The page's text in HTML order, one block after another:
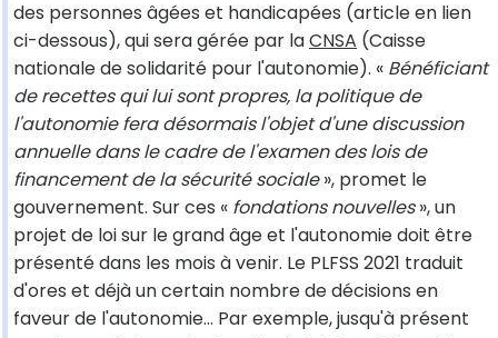
des personnes âgées et handicapées (article en lien
ci-dessous), qui sera gérée par laCNSA (Caisse
nationale de solidarité pour l'autonomie). « Bénéficiant
de recettes qui lui sont propres, la politique de
l'autonomie fera désormais l'objet d'une discussion
annuelle dans le cadre de l'examen des lois de
financement de la sécurité sociale», promet le
gouvernement. Sur ces « fondations nouvelles», un
projet de loi sur le grand âge et l'autonomie doit être
présenté dans les mois à venir. Le PLFSS 2021 traduit
d'ores et déjà un certain nombre de décisions en
faveur de l'autonomie… Par exemple, jusqu'à présent